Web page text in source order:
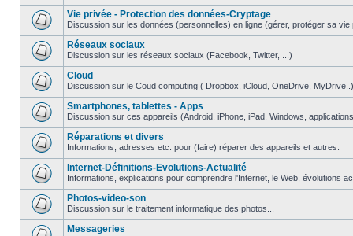
Vie privée - Protection des données-Cryptage
Discussion sur les données (personnelles) en ligne (gérer, protéger sa
Réseaux sociaux
Discussion sur les réseaux sociaux (Facebook, Twitter, ...)
Cloud
Discussion sur le Coud computing ( Dropbox, iCloud, OneDrive, MyDrive..)
Smartphones, tablettes - Apps
Discussion sur ces appareils (Android, iPhone, iPad, Windows,
Réparations et divers
Informations, adresses etc. pour (faire) réparer des appareils et autres.
Internet-Définitions-Evolutions-Actualité
Informations, explications pour comprendre l'Internet, le Web, évolutions
Photos-video-son
Discussion sur le traitement informatique des photos...
Messageries